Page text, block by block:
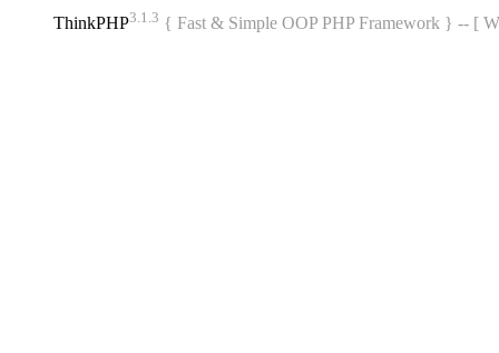
ThinkPHP3.1.3 { Fast & Simple OOP PHP Framework } -- [